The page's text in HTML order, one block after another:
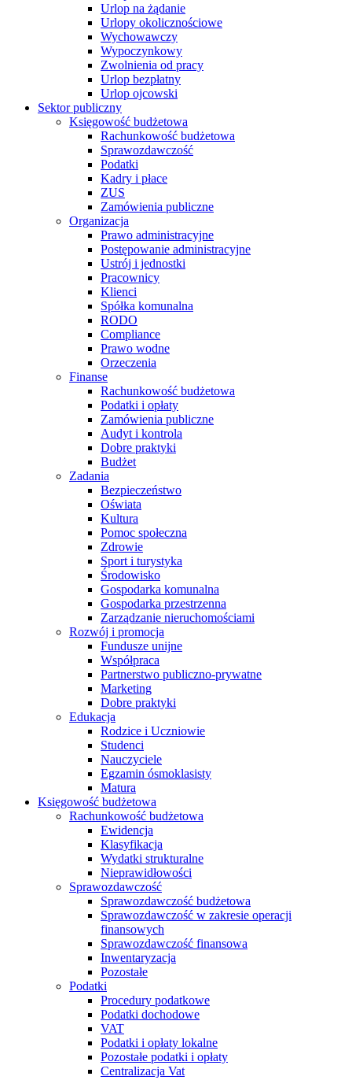
Urlop na żądanie
Urlopy okolicznościowe
Wychowawczy
Wypoczynkowy
Zwolnienia od pracy
Urlop bezpłatny
Urlop ojcowski
Sektor publiczny
Księgowość budżetowa
Rachunkowość budżetowa
Sprawozdawczość
Podatki
Kadry i płace
ZUS
Zamówienia publiczne
Organizacja
Prawo administracyjne
Postępowanie administracyjne
Ustrój i jednostki
Pracownicy
Klienci
Spółka komunalna
RODO
Compliance
Prawo wodne
Orzeczenia
Finanse
Rachunkowość budżetowa
Podatki i opłaty
Zamówienia publiczne
Audyt i kontrola
Dobre praktyki
Budżet
Zadania
Bezpieczeństwo
Oświata
Kultura
Pomoc społeczna
Zdrowie
Sport i turystyka
Środowisko
Gospodarka komunalna
Gospodarka przestrzenna
Zarządzanie nieruchomościami
Rozwój i promocja
Fundusze unijne
Współpraca
Partnerstwo publiczno-prywatne
Marketing
Dobre praktyki
Edukacja
Rodzice i Uczniowie
Studenci
Nauczyciele
Egzamin ósmoklasisty
Matura
Księgowość budżetowa
Rachunkowość budżetowa
Ewidencja
Klasyfikacja
Wydatki strukturalne
Nieprawidłowości
Sprawozdawczość
Sprawozdawczość budżetowa
Sprawozdawczość w zakresie operacji
finansowych
Sprawozdawczość finansowa
Inwentaryzacja
Pozostałe
Podatki
Procedury podatkowe
Podatki dochodowe
VAT
Podatki i opłaty lokalne
Pozostałe podatki i opłaty
Centralizacja Vat